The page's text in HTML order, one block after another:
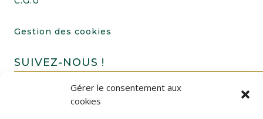
Gérer le consentement aux
cookies
Gestion des cookies
SUIVEZ-NOUS !